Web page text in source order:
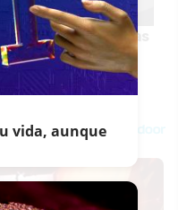
la eutanasia tras
de su
vida, aunque